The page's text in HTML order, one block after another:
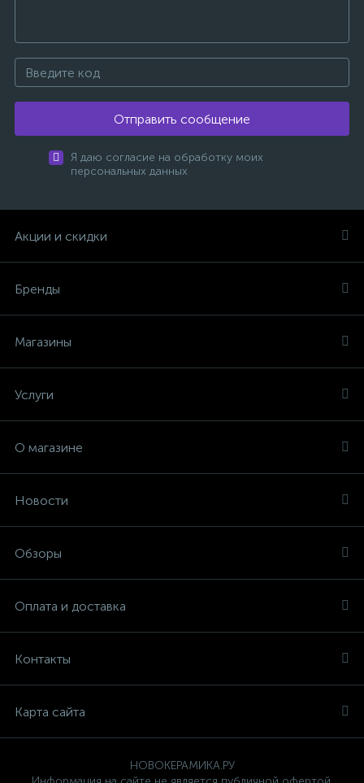
Отправить сообщение
Я даю согласие на обработку моих
персональных данных
Акции и скидки
Бренды
Магазины
Услуги
О магазине
Новости
Обзоры
Оплата и доставка
Контакты
Карта сайта
НОВОКЕРАМИКА.РУ